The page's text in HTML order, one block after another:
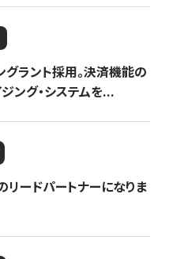
グラント採用。決済機能の
ング・システムを...
ードパートナーになりま